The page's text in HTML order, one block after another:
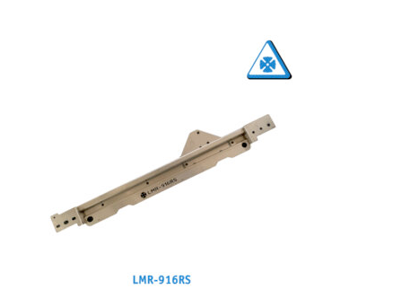
TOEVOEGEN AAN WINKELWAGEN
/
DETAILS